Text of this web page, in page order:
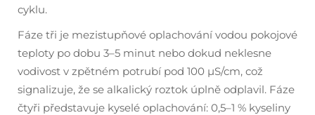
cyklu.
Fáze tři je mezistupňové oplachování vodou pokojové
teploty po dobu 3–5 minut nebo dokud neklesne
vodivost v zpětném potrubí pod 100 µS/cm, což
signalizuje, že se alkalický roztok úplně odplavil. Fáze
čtyři představuje kyselé oplachování: 0,5–1 % kyseliny